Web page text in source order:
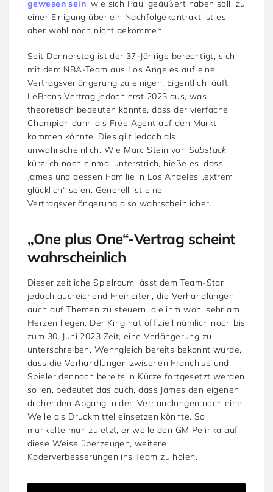
gewesen sein, wie sich Paul geäußert haben soll, zu
einer Einigung über ein Nachfolgekontrakt ist es
aber wohl noch nicht gekommen.
Seit Donnerstag ist der 37-Jährige berechtigt, sich
mit dem NBA-Team aus Los Angeles auf eine
Vertragsverlängerung zu einigen. Eigentlich läuft
LeBrons Vertrag jedoch erst 2023 aus, was
theoretisch bedeuten könnte, dass der vierfache
Champion dann als Free Agent auf den Markt
kommen könnte. Dies gilt jedoch als
unwahrscheinlich. Wie Marc Stein von Substack
kürzlich noch einmal unterstrich, hieße es, dass
James und dessen Familie in Los Angeles „extrem
glücklich“ seien. Generell ist eine
Vertragsverlängerung also wahrscheinlicher.
„One plus One“-Vertrag scheint
wahrscheinlich
Dieser zeitliche Spielraum lässt dem Team-Star
jedoch ausreichend Freiheiten, die Verhandlungen
auch auf Themen zu steuern, die ihm wohl sehr am
Herzen liegen. Der King hat offiziell nämlich noch bis
zum 30. Juni 2023 Zeit, eine Verlängerung zu
unterschreiben. Wenngleich bereits bekannt wurde,
dass die Verhandlungen zwischen Franchise und
Spieler dennoch bereits in Kürze fortgesetzt werden
sollen, bedeutet das auch, dass James den eigenen
drohenden Abgang in den Verhandlungen noch eine
Weile als Druckmittel einsetzen könnte. So
munkelte man zuletzt, er wolle den GM Pelinka auf
diese Weise überzeugen, weitere
Kaderverbesserungen ins Team zu holen.